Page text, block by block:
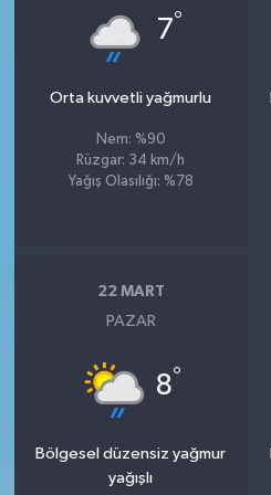
7°
Orta kuvvetli yağmurlu
Nem: %90
Rüzgar: 34 km/h
Yağış Olasılığı: %78
22 MART
PAZAR
8°
Bölgesel düzensiz yağmur
yağışlı